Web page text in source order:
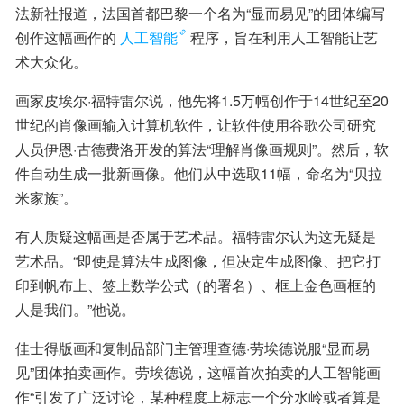
法新社报道，法国首都巴黎一个名为“显而易见”的团体编写
创作这幅画作的 人工智能
程序，旨在利用人工智能让艺
术大众化。
画家皮埃尔·福特雷尔说，他先将1.5万幅创作于14世纪至20
世纪的肖像画输入计算机软件，让软件使用谷歌公司研究
人员伊恩·古德费洛开发的算法“理解肖像画规则”。然后，软
件自动生成一批新画像。他们从中选取11幅，命名为“贝拉
米家族”。
有人质疑这幅画是否属于艺术品。福特雷尔认为这无疑是
艺术品。“即使是算法生成图像，但决定生成图像、把它打
印到帆布上、签上数学公式（的署名）、框上金色画框的
人是我们。”他说。
佳士得版画和复制品部门主管理查德·劳埃德说服“显而易
见”团体拍卖画作。劳埃德说，这幅首次拍卖的人工智能画
作“引发了广泛讨论，某种程度上标志一个分水岭或者算是